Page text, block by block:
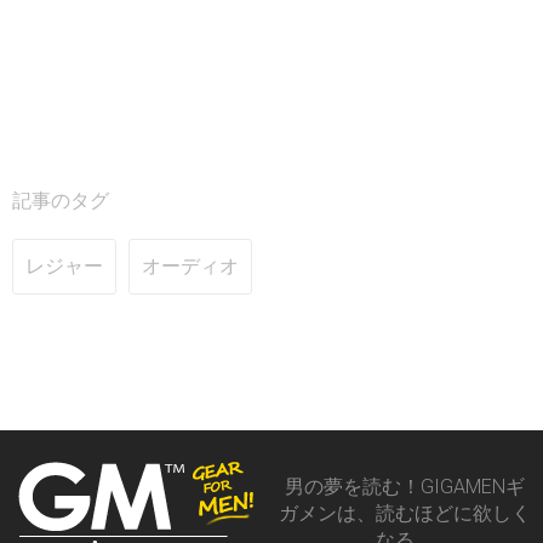
記事のタグ
レジャー オーディオ
男の夢を読む！GIGAMENギ
ガメンは、読むほどに欲しく